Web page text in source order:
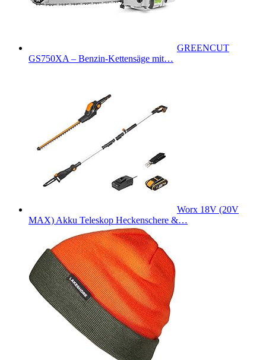
GREENCUT
GS750XA – Benzin-Kettensäge mit…
Worx 18V (20V
MAX) Akku Teleskop Heckenschere &…